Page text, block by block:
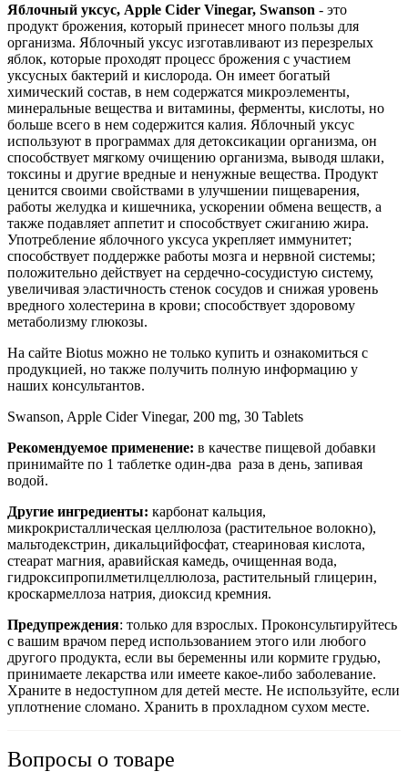
Яблочный уксус, Apple Cider Vinegar, Swanson - это
продукт брожения, который принесет много пользы для
организма. Яблочный уксус изготавливают из перезрелых
яблок, которые проходят процесс брожения с участием
уксусных бактерий и кислорода. Он имеет богатый
химический состав, в нем содержатся микроэлементы,
минеральные вещества и витамины, ферменты, кислоты, но
больше всего в нем содержится калия. Яблочный уксус
используют в программах для детоксикации организма, он
способствует мягкому очищению организма, выводя шлаки,
токсины и другие вредные и ненужные вещества. Продукт
ценится своими свойствами в улучшении пищеварения,
работы желудка и кишечника, ускорении обмена веществ, а
также подавляет аппетит и способствует сжиганию жира.
Употребление яблочного уксуса укрепляет иммунитет;
способствует поддержке работы мозга и нервной системы;
положительно действует на сердечно-сосудистую систему,
увеличивая эластичность стенок сосудов и снижая уровень
вредного холестерина в крови; способствует здоровому
метаболизму глюкозы.
На сайте Biotus можно не только купить и ознакомиться с
продукцией, но также получить полную информацию у
наших консультантов.
Swanson, Apple Cider Vinegar, 200 mg, 30 Tablets
Рекомендуемое применение: в качестве пищевой добавки
принимайте по 1 таблетке один-два раза в день, запивая
водой.
Другие ингредиенты: карбонат кальция,
микрокристаллическая целлюлоза (растительное волокно),
мальтодекстрин, дикальцийфосфат, стеариновая кислота,
стеарат магния, аравийская камедь, очищенная вода,
гидроксипропилметилцеллюлоза, растительный глицерин,
кроскармеллоза натрия, диоксид кремния.
Предупреждения: только для взрослых. Проконсультируйтесь
с вашим врачом перед использованием этого или любого
другого продукта, если вы беременны или кормите грудью,
принимаете лекарства или имеете какое-либо заболевание.
Храните в недоступном для детей месте. Не используйте, если
уплотнение сломано. Хранить в прохладном сухом месте.
Вопросы о товаре